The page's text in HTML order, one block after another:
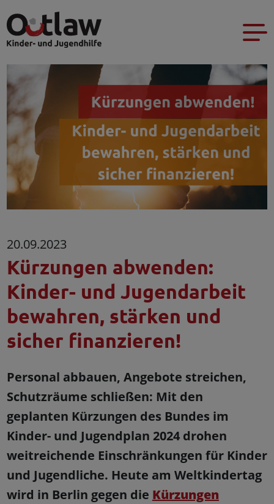
20.09.2023
Kürzungen abwenden:
Kinder- und Jugendarbeit
bewahren, stärken und
sicher finanzieren!
Personal abbauen, Angebote streichen,
Schutzräume schließen: Mit den
geplanten Kürzungen des Bundes im
Kinder- und Jugendplan 2024 drohen
weitreichende Einschränkungen für Kinder
und Jugendliche. Heute am Weltkindertag
wird in Berlin gegen die Kürzungen